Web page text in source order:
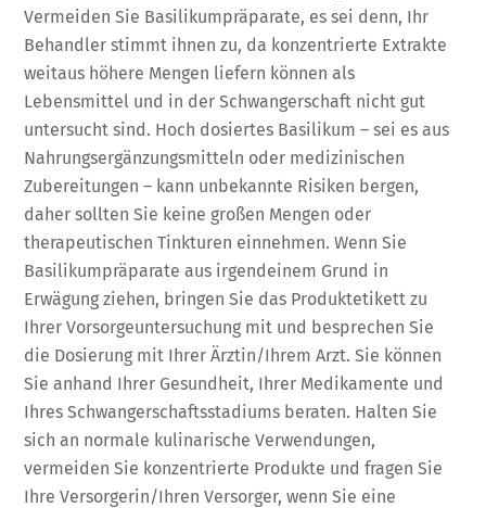
Vermeiden Sie Basilikumpräparate, es sei denn, Ihr
Behandler stimmt ihnen zu, da konzentrierte Extrakte
weitaus höhere Mengen liefern können als
Lebensmittel und in der Schwangerschaft nicht gut
untersucht sind. Hoch dosiertes Basilikum – sei es aus
Nahrungsergänzungsmitteln oder medizinischen
Zubereitungen – kann unbekannte Risiken bergen,
daher sollten Sie keine großen Mengen oder
therapeutischen Tinkturen einnehmen. Wenn Sie
Basilikumpräparate aus irgendeinem Grund in
Erwägung ziehen, bringen Sie das Produktetikett zu
Ihrer Vorsorgeuntersuchung mit und besprechen Sie
die Dosierung mit Ihrer Ärztin/Ihrem Arzt. Sie können
Sie anhand Ihrer Gesundheit, Ihrer Medikamente und
Ihres Schwangerschaftsstadiums beraten. Halten Sie
sich an normale kulinarische Verwendungen,
vermeiden Sie konzentrierte Produkte und fragen Sie
Ihre Versorgerin/Ihren Versorger, wenn Sie eine